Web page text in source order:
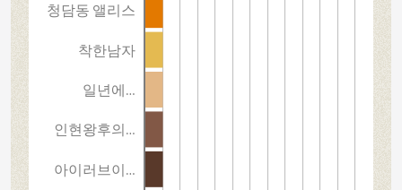
청담동 앨리스
착한남자
일년에…
인현왕후의…
아이러브이…